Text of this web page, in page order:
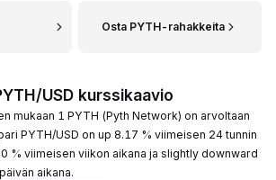
Osta PYTH-rahakkeita
USD kurssikaavio
mukaan 1 PYTH (Pyth Network) on arvoltaan
PYTH/USD on up 8.17 % viimeisen 24 tunnin
% viimeisen viikon aikana ja slightly downward
aikana.